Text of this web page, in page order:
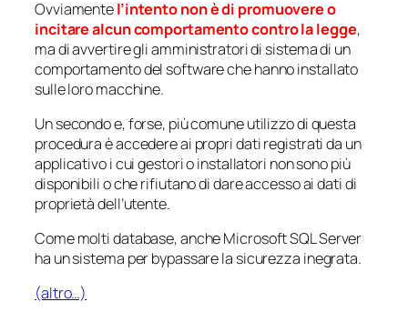
Ovviamentel’intento non è di promuovere o
incitare alcun comportamento contro la legge,
ma di avvertire gli amministratori di sistema di un
comportamento del software che hanno installato
sulle loro macchine.
Un secondo e, forse, più comune utilizzo di questa
procedura è accedere ai propri dati registrati da un
applicativo i cui gestori o installatori non sono più
disponibili o che rifiutano di dare accesso ai dati di
proprietà dell’utente.
Come molti database, anche Microsoft SQL Server
ha un sistema per bypassare la sicurezza inegrata.
(altro…)